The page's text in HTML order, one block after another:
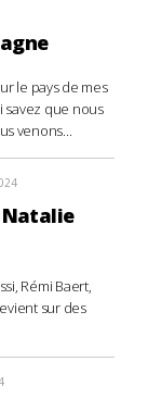
le pays de mes
savez que nous
venons...
Natalie
Rémi Baert,
sur des